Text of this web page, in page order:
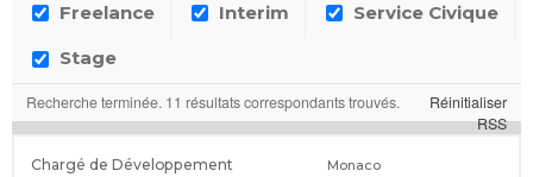
Freelance Interim Service Civique
Stage
Recherche terminée. 11 résultats correspondants trouvés.
Réinitialiser
RSS
Chargé de Développement
Monaco